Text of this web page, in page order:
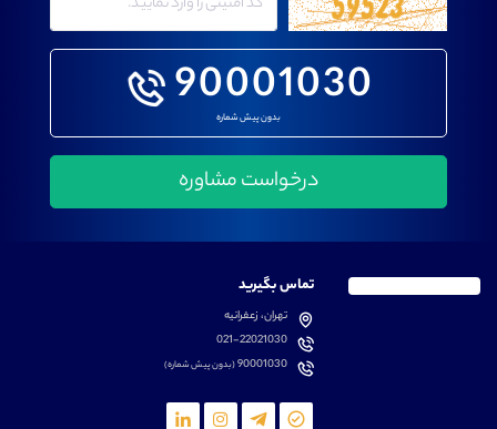
90001030
بدون پیش شماره
تماس بگیرید
تهران، زعفرانیه
021-22021030
90001030(بدون پیش شماره)